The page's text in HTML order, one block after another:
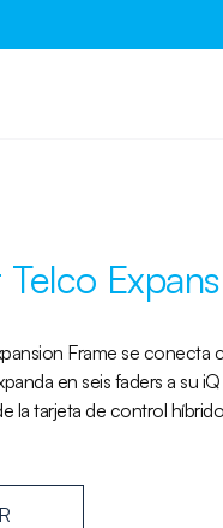
Frame se
en seis faders a su
la tarjeta de control